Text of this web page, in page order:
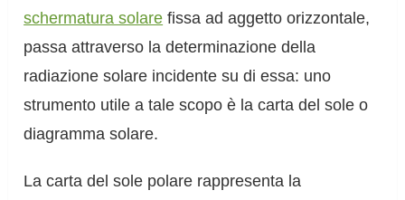
schermatura solare fissa ad aggetto orizzontale,
passa attraverso la determinazione della
radiazione solare incidente su di essa: uno
strumento utile a tale scopo è la carta del sole o
diagramma solare.
La carta del sole polare rappresenta la